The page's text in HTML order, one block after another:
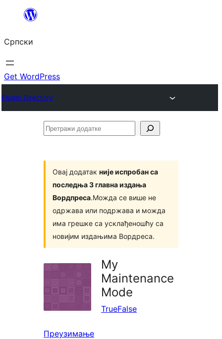
Скочи
садржај
Српски
Get WordPress
Plugin Directory
Претражи
Овај додатак није испробан са
последња 3 главна издања
Вордпреса.Можда се више не
одржава или подржава и можда
има грешке са усклађеношћу са
новијим издањима Вордреса.
My
Maintenance
Mode
TrueFalse
Преузимање